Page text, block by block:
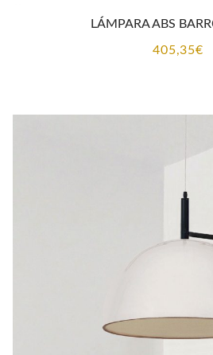
LÁMPARA ABS
405,35€